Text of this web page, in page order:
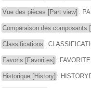
Vue des pièces [Part view] :
Comparaison des composants
Classifications :
Favoris [Favorites] :
Historique [History] :